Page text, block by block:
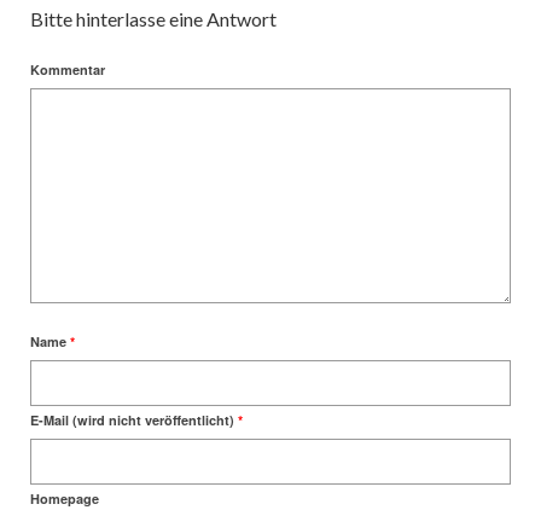
Bitte hinterlasse eine Antwort
Kommentar
Name *
E-Mail (wird nicht veröffentlicht) *
Homepage